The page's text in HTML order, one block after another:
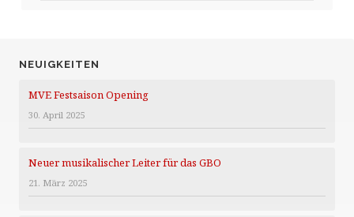
NEUIGKEITEN
MVE Festsaison Opening
30. April 2025
Neuer musikalischer Leiter für das GBO
21. März 2025